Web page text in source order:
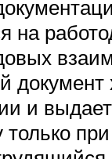
на
документ
и
только